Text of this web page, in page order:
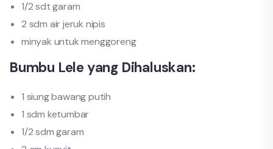
1/2 sdt garam
2 sdm air jeruk nipis
minyak untuk menggoreng
Bumbu Lele yang Dihaluskan:
1 siung bawang putih
1 sdm ketumbar
1/2 sdm garam